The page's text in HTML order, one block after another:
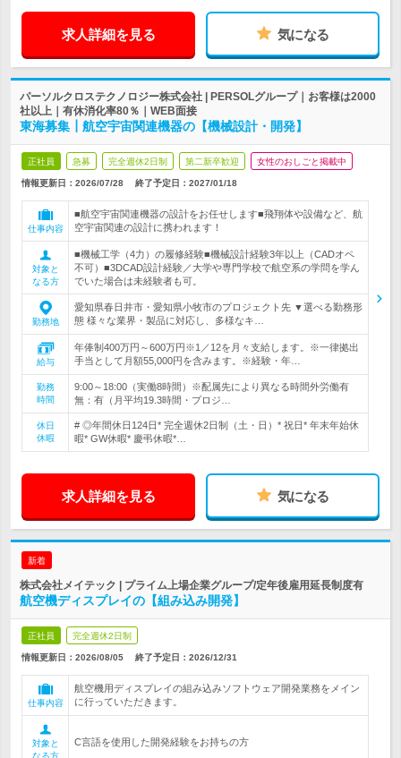
求人詳細を見る 気になる
パーソルクロステクノロジー株式会社 | PERSOLグループ｜お客様は2000
社以上｜有休消化率80％｜WEB面接
東海募集┃航空宇宙関連機器の【機械設計・開発】
正社員 急募 完全週休2日制 第二新卒歓迎 女性のおしごと掲載中
情報更新日：2026/07/28 終了予定日： 2027/01/18
仕事内容
■航空宇宙関連機器の設計をお任せします■飛翔体や設備など、航
空宇宙関連の設計に携われます！
対象と
なる方
■機械工学（4力）の履修経験■機械設計経験3年以上（CADオペ
不可）■3DCAD設計経験／大学や専門学校で航空系の学問を学ん
でいた場合は未経験者も可。
勤務地
愛知県春日井市・愛知県小牧市のプロジェクト先 ▼選べる勤務形
態 様々な業界・製品に対応し、多様なキ…
給与
年俸制400万円～600万円※1／12を月々支給します。※一律拠出
手当として月額55,000円を含みます。※経験・年…
勤務
時間
9:00～18:00（実働8時間）※配属先により異なる時間外労働有
無：有（月平均19.3時間・プロジ…
休日
休暇
# ◎年間休日124日* 完全週休2日制（土・日）* 祝日* 年末年始休
暇* GW休暇* 慶弔休暇*…
求人詳細を見る 気になる
新着
株式会社メイテック | プライム上場企業グループ/定年後雇用延長制度有
航空機ディスプレイの【組み込み開発】
正社員 完全週休2日制
情報更新日：2026/08/05 終了予定日： 2026/12/31
仕事内容
航空機用ディスプレイの組み込みソフトウェア開発業務をメイン
に行っていただきます。
対象と
なる方
C言語を使用した開発経験をお持ちの方